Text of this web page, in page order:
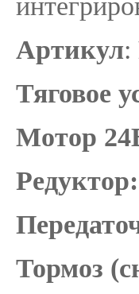
Артикул:
Тяговое
Мотор
Редуктор:
Тормоз